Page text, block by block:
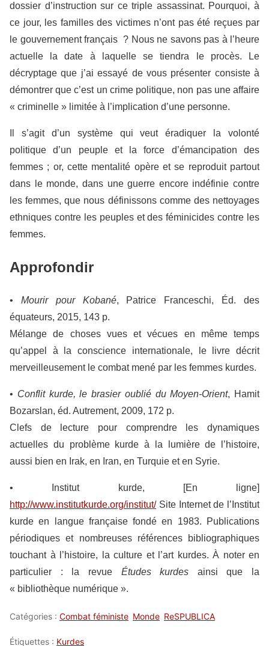
dossier d’instruction sur ce triple assassinat. Pourquoi, à
ce jour, les familles des victimes n’ont pas été reçues par
le gouvernement français ? Nous ne savons pas à l’heure
actuelle la date à laquelle se tiendra le procès. Le
décryptage que j’ai essayé de vous présenter consiste à
démontrer que c’est un crime politique, non pas une affaire
« criminelle » limitée à l’implication d’une personne.
Il s’agit d’un système qui veut éradiquer la volonté
politique d’un peuple et la force d’émancipation des
femmes ; or, cette mentalité opère et se reproduit partout
dans le monde, dans une guerre encore indéfinie contre
les femmes, que nous définissons comme des nettoyages
ethniques contre les peuples et des féminicides contre les
femmes.
Approfondir
• Mourir pour Kobané, Patrice Franceschi, Éd. des
équateurs, 2015, 143 p.
Mélange de choses vues et vécues en même temps
qu’appel à la conscience internationale, le livre décrit
merveilleusement le combat mené par les femmes kurdes.
• Conflit kurde, le brasier oublié du Moyen-Orient, Hamit
Bozarslan, éd. Autrement, 2009, 172 p.
Clefs de lecture pour comprendre les dynamiques
actuelles du problème kurde à la lumière de l’histoire,
aussi bien en Irak, en Iran, en Turquie et en Syrie.
• Institut kurde, [En ligne]
http://www.institutkurde.org/institut/Site Internet de l’Institut
kurde en langue française fondé en 1983. Publications
périodiques et nombreuses références bibliographiques
touchant à l’histoire, la culture et l’art kurdes. À noter en
particulier : la revue Études kurdes ainsi que la
« bibliothèque numérique ».
Catégories : Combat féministe Monde ReSPUBLICA
Étiquettes : Kurdes